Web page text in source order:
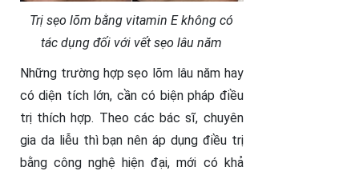
Trị sẹo lõm bằng vitamin E không có
tác dụng đối với vết sẹo lâu năm
Những trường hợp sẹo lõm lâu năm hay
có diện tích lớn, cần có biện pháp điều
trị thích hợp. Theo các bác sĩ, chuyên
gia da liễu thì bạn nên áp dụng điều trị
bằng công nghệ hiện đại, mới có khả